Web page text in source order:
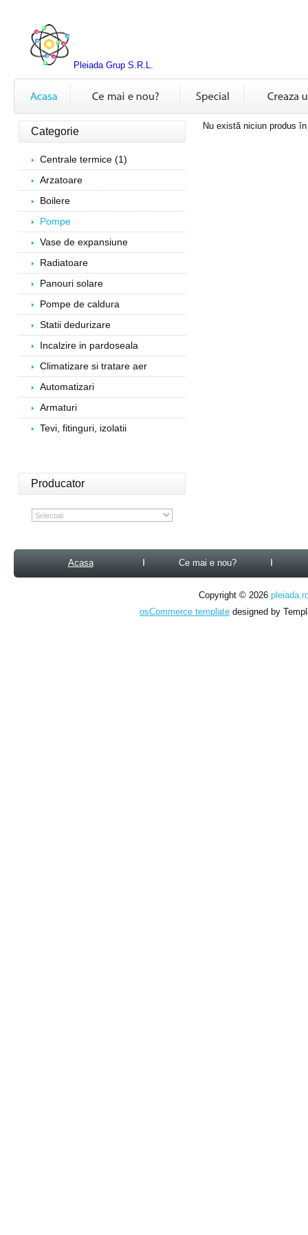
Pleiada Grup S.R.L.
Categorie
Centrale termice (1)
Arzatoare
Boilere
Pompe
Vase de expansiune
Radiatoare
Panouri solare
Pompe de caldura
Statii dedurizare
Incalzire in pardoseala
Climatizare si tratare aer
Automatizari
Armaturi
Tevi, fitinguri, izolatii
Producator
Nu există niciun produs
Acasa Ce mai e nou?
Copyright © 2026
osCommerce template designed by